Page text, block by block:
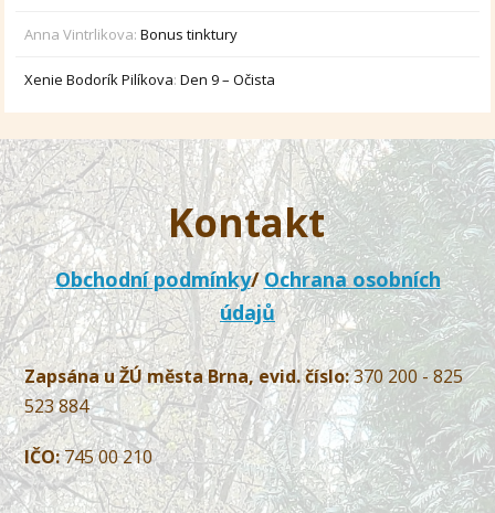
Anna Vintrlikova:Bonus tinktury
Xenie Bodorík Pilíkova:Den 9 – Očista
Kontakt
Obchodní podmínky/Ochrana osobních
údajů
Zapsána u ŽÚ města Brna, evid. číslo:370 200 - 825
523 884
IČO:745 00 210